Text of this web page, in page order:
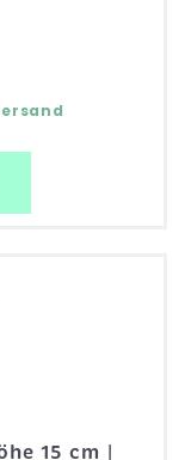
15 cm |